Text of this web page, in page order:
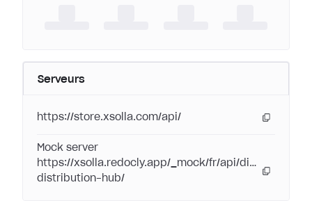
Serveurs
https://store.xsolla.com/api/
Mock server
https://xsolla.redocly.app/_mock/fr/api/digital-
distribution-hub/